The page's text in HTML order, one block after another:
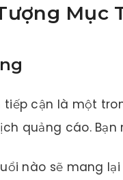
Mục
tiếp cận là một
quảng cáo. Bạn
nào sẽ mang